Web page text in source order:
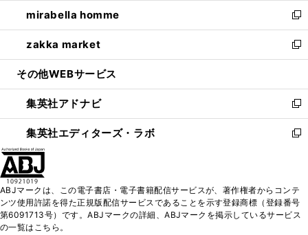
く
で
開
く
ド
ウ
で
開
ィ
ン
ド
ウ
開
く
し
い
ウ
ィ
ン
ウ
で
開
く
mirabella homme
新
し
い
ウ
ン
ド
ウ
で
zakka market
新
し
ウ
ィ
ン
ド
く
その他WEBサービス
集英社アドナビ
新
し
い
ド
ウ
で
集英社エディターズ・ラボ
新
ィ
ン
ド
ABJマークは、この電子書店・電子書籍配信サービスが、著作権者からコンテ
ンツ使用許諾を得た正規版配信サービスであることを示す登録商標（登録番号
第6091713号）です。ABJマークの詳細、ABJマークを掲示しているサービス
の一覧はこちら。